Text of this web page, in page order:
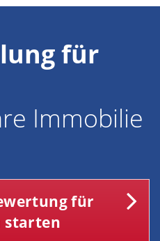
für
Immobilie
für
starten